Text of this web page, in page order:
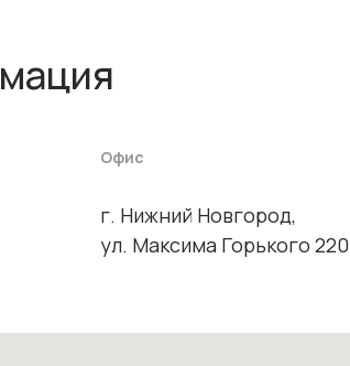
Офис
г. Нижний Новгород,
ул. Максима Горького 220